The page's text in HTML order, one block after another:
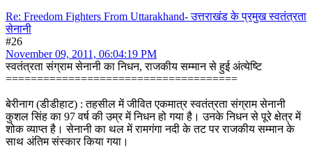
Re: Freedom Fighters From Uttarakhand- उत्तराखंड के प्रमुख स्वतंत्रता
सेनानी
#26
November 09, 2011, 06:04:19 PM
स्वतंत्रता संग्राम सेनानी का निधन, राजकीय सम्मान से हुई अंत्येष्टि
=====================================
बेरीनाग (डीडीहाट) : तहसील में जीवित एकमात्र स्वतंत्रता संग्राम सेनानी
कुशल सिंह का 97 वर्ष की उम्र में निधन हो गया है। उनके निधन से पूरे क्षेत्र में
शोक व्याप्त है। सेनानी का थल में रामगंगा नदी के तट पर राजकीय सम्मान के
साथ अंतिम संस्कार किया गया।